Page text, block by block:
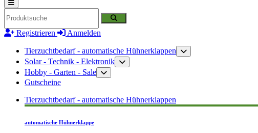
Registrieren Anmelden
Tierzuchtbedarf - automatische Hühnerklappen
Solar - Technik - Elektronik
Hobby - Garten - Sale
Gutscheine
Tierzuchtbedarf - automatische Hühnerklappen
automatische Hühnerklappe